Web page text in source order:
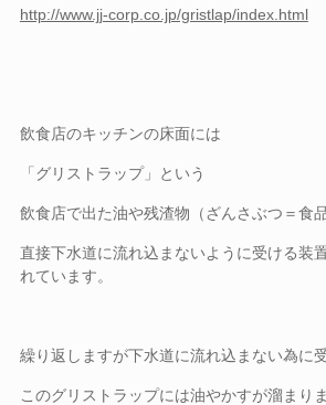
http://www.jj-corp.co.jp/gristlap/index.html
飲食店のキッチンの床面には
「グリストラップ」という
飲食店で出た油や残渣物（ざんさぶつ＝食
直接下水道に流れ込まないように受ける装
れています。
繰り返しますが下水道に流れ込まない為に
このグリストラップには油やかすが溜まりま